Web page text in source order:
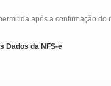
após a confirmação
Dados da NFS-e